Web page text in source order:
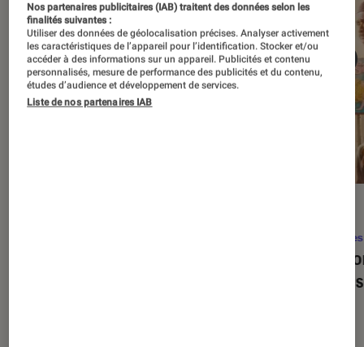
Séries
Nos partenaires publicitaires (IAB) traitent des données selon les
finalités suivantes :
Utiliser des données de géolocalisation précises. Analyser activement
les caractéristiques de l’appareil pour l’identification. Stocker et/ou
accéder à des informations sur un appareil. Publicités et contenu
personnalisés, mesure de performance des publicités et du contenu,
études d’audience et développement de services.
Liste de nos partenaires IAB